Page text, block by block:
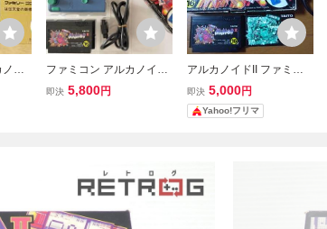
イ
ファミコン アルカノイド
2 コントローラー ハガキ
即決 5,800円
アルカノイドII ファミコ
ン 箱 説明書 専用コント
ローラー付き タイトー
即決 5,000円
Yahoo!フリマ